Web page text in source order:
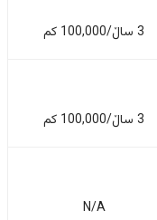
3 ساڵ/100,000 کم
3 ساڵ/100,000 کم
N/A